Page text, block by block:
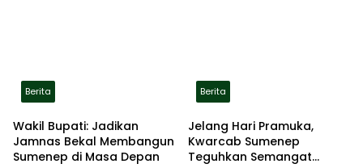
Berita
Wakil Bupati: Jadikan
Jamnas Bekal Membangun
Sumenep di Masa Depan
Berita
Jelang Hari Pramuka,
Kwarcab Sumenep
Teguhkan Semangat